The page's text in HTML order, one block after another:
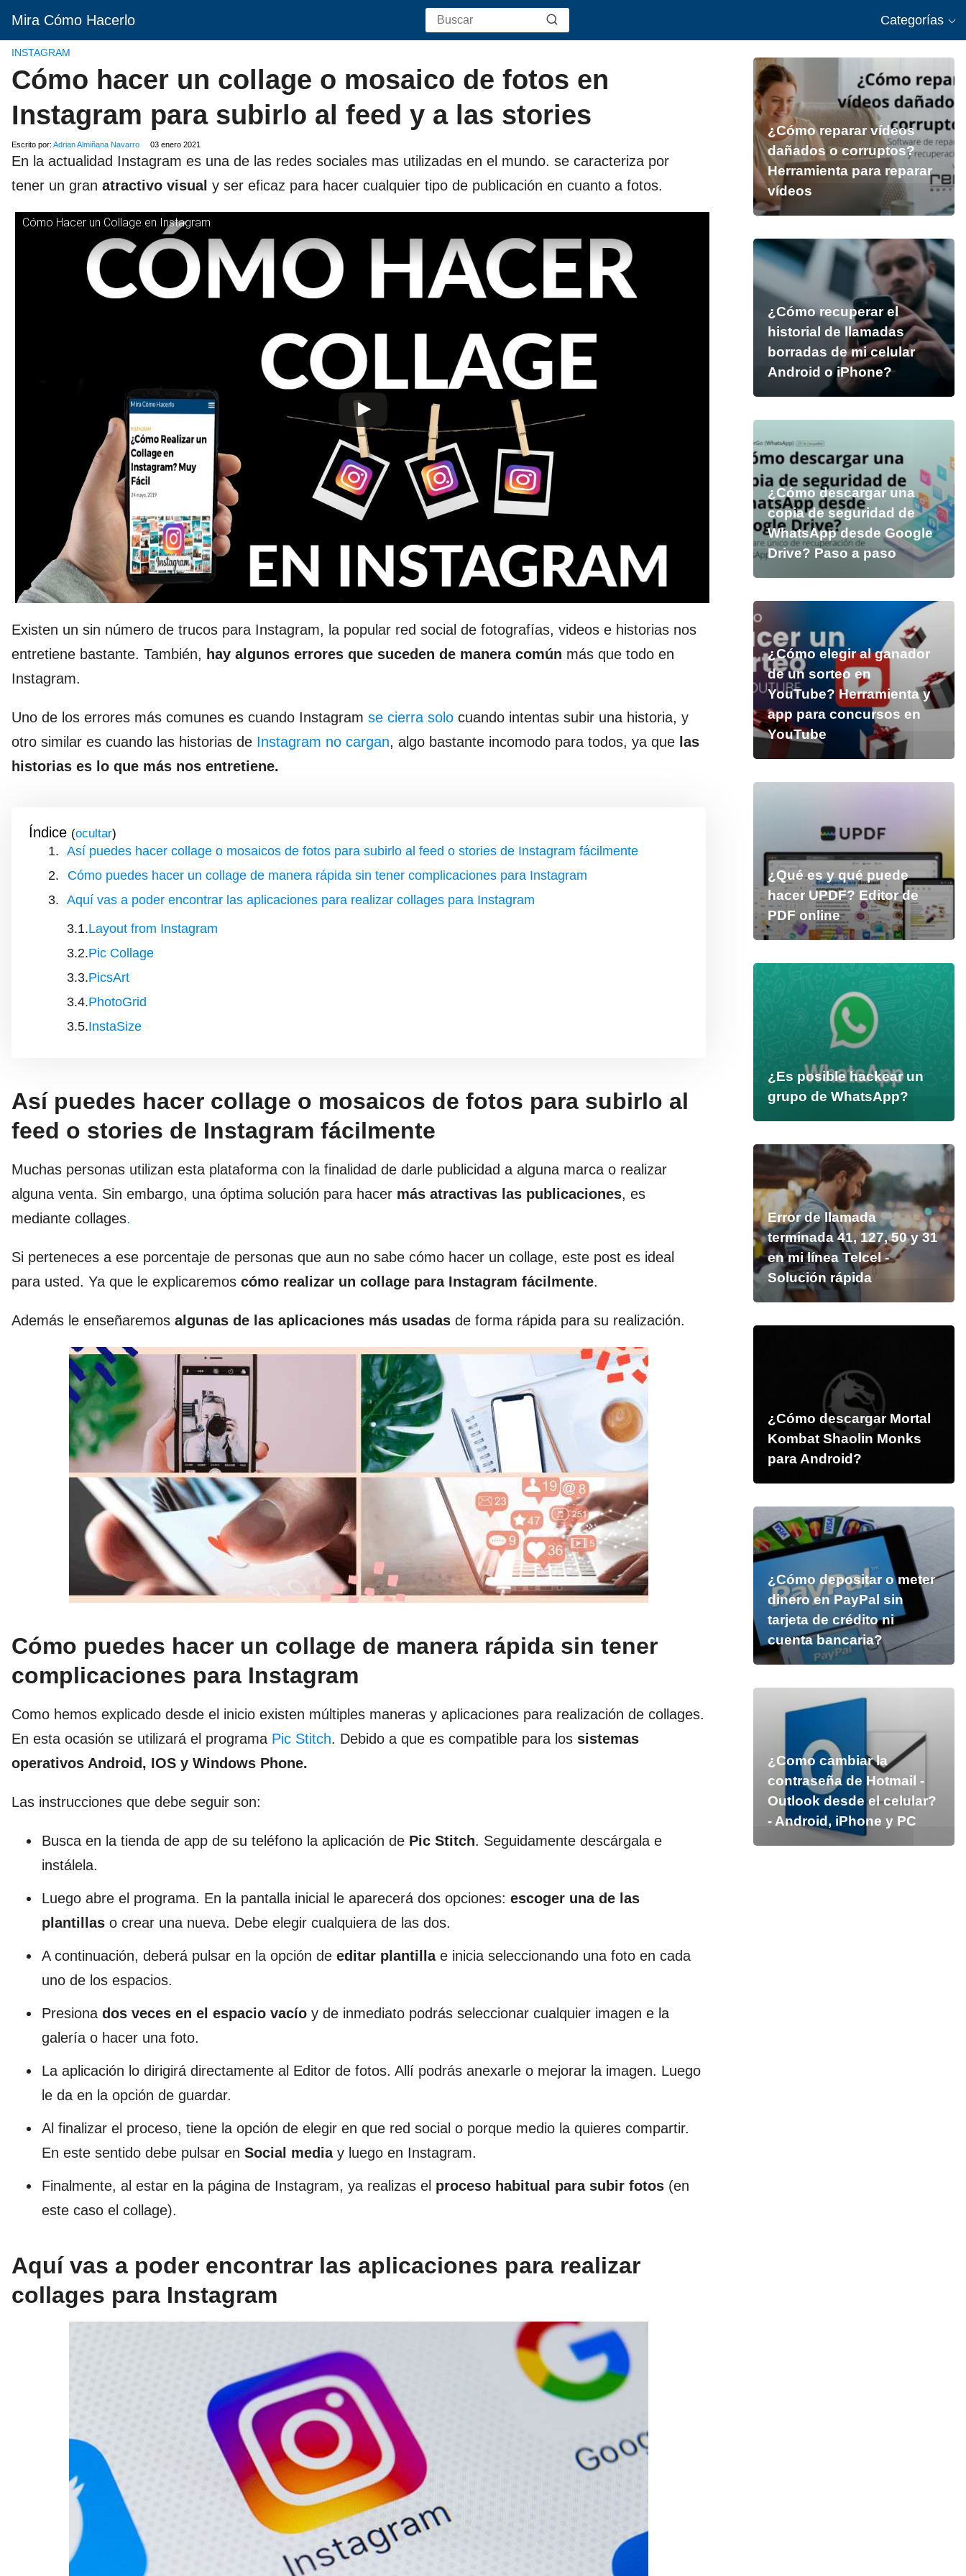
Mira Cómo Hacerlo Categorías
INSTAGRAM
Cómo hacer un collage o mosaico de fotos en
Instagram para subirlo al feed y a las stories
Escrito por: Adrian Almiñana Navarro 03 enero 2021
En la actualidad Instagram es una de las redes sociales mas utilizadas en el mundo. se caracteriza por
tener un gran atractivo visual y ser eficaz para hacer cualquier tipo de publicación en cuanto a fotos.
Cómo Hacer un Collage en Instagram
Existen un sin número de trucos para Instagram, la popular red social de fotografías, videos e historias nos
entretiene bastante. También, hay algunos errores que suceden de manera común más que todo en
Instagram.
Uno de los errores más comunes es cuando Instagram se cierra solo cuando intentas subir una historia, y
otro similar es cuando las historias de Instagram no cargan, algo bastante incomodo para todos, ya que las
historias es lo que más nos entretiene.
Índice ( )
Así puedes hacer collage o mosaicos de fotos para subirlo al feed o stories de Instagram fácilmente
Cómo puedes hacer un collage de manera rápida sin tener complicaciones para Instagram
Aquí vas a poder encontrar las aplicaciones para realizar collages para Instagram
Layout from Instagram
Pic Collage
PicsArt
PhotoGrid
InstaSize
Así puedes hacer collage o mosaicos de fotos para subirlo al
feed o stories de Instagram fácilmente
Muchas personas utilizan esta plataforma con la finalidad de darle publicidad a alguna marca o realizar
alguna venta. Sin embargo, una óptima solución para hacer más atractivas las publicaciones, es
mediante collages.
Si perteneces a ese porcentaje de personas que aun no sabe cómo hacer un collage, este post es ideal
para usted. Ya que le explicaremos cómo realizar un collage para Instagram fácilmente.
Además le enseñaremos algunas de las aplicaciones más usadas de forma rápida para su realización.
Cómo puedes hacer un collage de manera rápida sin tener
complicaciones para Instagram
Como hemos explicado desde el inicio existen múltiples maneras y aplicaciones para realización de collages.
En esta ocasión se utilizará el programa Pic Stitch. Debido a que es compatible para los sistemas
operativos Android, IOS y Windows Phone.
Las instrucciones que debe seguir son:
Busca en la tienda de app de su teléfono la aplicación de Pic Stitch. Seguidamente descárgala e
instálela.
Luego abre el programa. En la pantalla inicial le aparecerá dos opciones: escoger una de las
plantillas o crear una nueva. Debe elegir cualquiera de las dos.
A continuación, deberá pulsar en la opción de editar plantilla e inicia seleccionando una foto en cada
uno de los espacios.
Presiona dos veces en el espacio vacío y de inmediato podrás seleccionar cualquier imagen e la
galería o hacer una foto.
La aplicación lo dirigirá directamente al Editor de fotos. Allí podrás anexarle o mejorar la imagen. Luego
le da en la opción de guardar.
Al finalizar el proceso, tiene la opción de elegir en que red social o porque medio la quieres compartir.
En este sentido debe pulsar en Social mediay luego en Instagram.
Finalmente, al estar en la página de Instagram, ya realizas el proceso habitual para subir fotos (en
este caso el collage).
Aquí vas a poder encontrar las aplicaciones para realizar
collages para Instagram
¿Cómo reparar vídeos
dañados o corruptos?
Herramienta para reparar
vídeos
¿Cómo recuperar el
historial de llamadas
borradas de mi celular
Android o iPhone?
¿Cómo descargar una
copia de seguridad de
WhatsApp desde Google
Drive? Paso a paso
¿Cómo elegir al ganador
de un sorteo en
YouTube? Herramienta y
app para concursos en
YouTube
¿Qué es y qué puede
hacer UPDF? Editor de
PDF online
¿Es posible hackear un
grupo de WhatsApp?
Error de llamada
terminada 41, 127, 50 y 31
en mi línea Telcel -
Solución rápida
¿Cómo descargar Mortal
Kombat Shaolin Monks
para Android?
¿Cómo depositar o meter
dinero en PayPal sin
tarjeta de crédito ni
cuenta bancaria?
¿Como cambiar la
contraseña de Hotmail -
Outlook desde el celular?
- Android, iPhone y PC